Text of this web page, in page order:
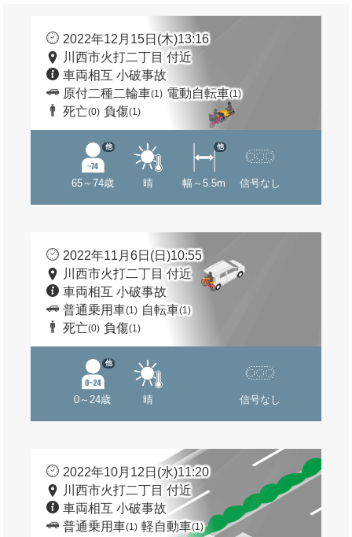
2022年12月15日(木)13:16
川西市火打二丁目 付近
車両相互 小破事故
原付二種二輪車(1) 電動自転車(1)
死亡(0) 負傷(1)
65～74歳
他
晴 幅～5.5m
他
信号なし
2022年11月6日(日)10:55
川西市火打二丁目 付近
車両相互 小破事故
普通乗用車(1) 自転車(1)
死亡(0) 負傷(1)
0～24歳
他
晴 信号なし
2022年10月12日(水)11:20
川西市火打二丁目 付近
車両相互 小破事故
普通乗用車(1) 軽自動車(1)